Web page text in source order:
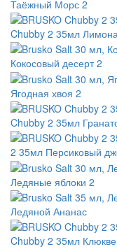
Таёжный Морс 2
Chubby 2 35мл
Кокосовый десерт 2
Ягодная хвоя 2
Chubby 2 35мл
2 35мл Персиковый
Ледяные яблоки 2
Ледяной Ананас
Chubby 2 35мл